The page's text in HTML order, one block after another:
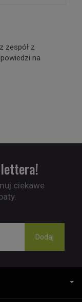
zespół z
na
ciekawe